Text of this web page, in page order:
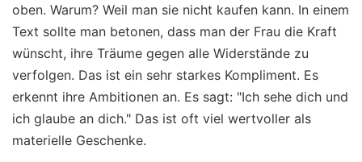
oben. Warum? Weil man sie nicht kaufen kann. In einem
Text sollte man betonen, dass man der Frau die Kraft
wünscht, ihre Träume gegen alle Widerstände zu
verfolgen. Das ist ein sehr starkes Kompliment. Es
erkennt ihre Ambitionen an. Es sagt: "Ich sehe dich und
ich glaube an dich." Das ist oft viel wertvoller als
materielle Geschenke.